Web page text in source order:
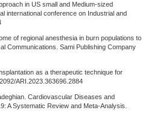
in US small and Medium-sized
international conference on Industrial and
of regional anesthesia in burn populations to
Communications. Sami Publishing Company
as a therapeutic technique for
ARI.2023.363696.2884
Cardiovascular Diseases and
A Systematic Review and Meta-Analysis.